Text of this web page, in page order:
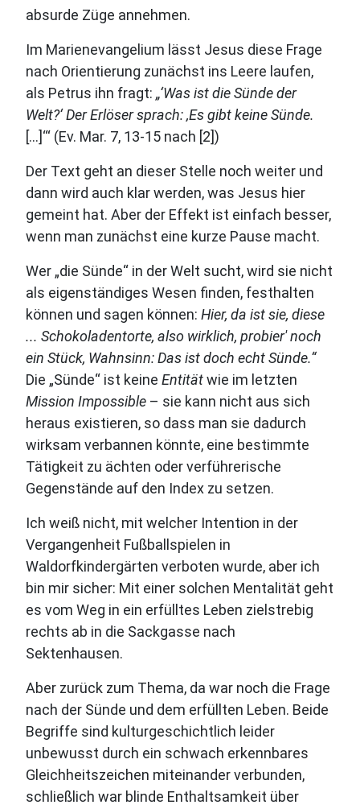
absurde Züge annehmen.
Im Marienevangelium lässt Jesus diese Frage
nach Orientierung zunächst ins Leere laufen,
als Petrus ihn fragt: „‘Was ist die Sünde der
Welt?‘ Der Erlöser sprach: ‚Es gibt keine Sünde.
[…]‘“ (Ev. Mar. 7, 13-15 nach [2])
Der Text geht an dieser Stelle noch weiter und
dann wird auch klar werden, was Jesus hier
gemeint hat. Aber der Effekt ist einfach besser,
wenn man zunächst eine kurze Pause macht.
Wer „die Sünde“ in der Welt sucht, wird sie nicht
als eigenständiges Wesen finden, festhalten
können und sagen können: Hier, da ist sie, diese
... Schokoladentorte, also wirklich, probier' noch
ein Stück, Wahnsinn: Das ist doch echt Sünde.“
Die „Sünde“ ist keine Entitätwie im letzten
Mission Impossible – sie kann nicht aus sich
heraus existieren, so dass man sie dadurch
wirksam verbannen könnte, eine bestimmte
Tätigkeit zu ächten oder verführerische
Gegenstände auf den Index zu setzen.
Ich weiß nicht, mit welcher Intention in der
Vergangenheit Fußballspielen in
Waldorfkindergärten verboten wurde, aber ich
bin mir sicher: Mit einer solchen Mentalität geht
es vom Weg in ein erfülltes Leben zielstrebig
rechts ab in die Sackgasse nach
Sektenhausen.
Aber zurück zum Thema, da war noch die Frage
nach der Sünde und dem erfüllten Leben. Beide
Begriffe sind kulturgeschichtlich leider
unbewusst durch ein schwach erkennbares
Gleichheitszeichen miteinander verbunden,
schließlich war blinde Enthaltsamkeit über